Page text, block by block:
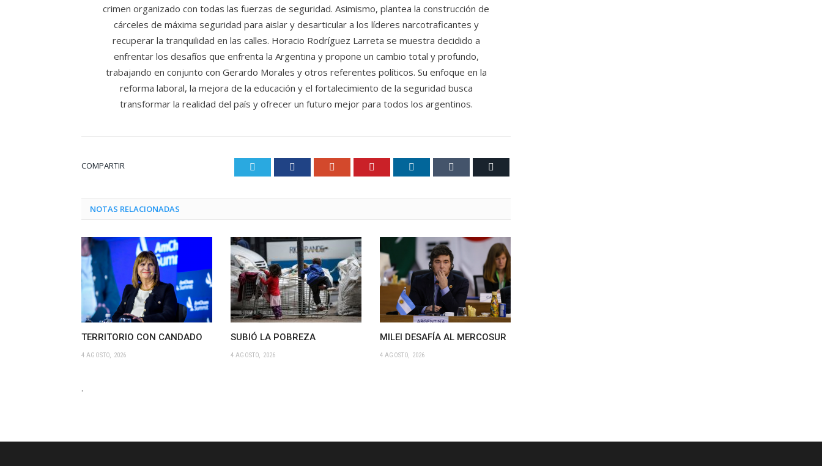
crimen organizado con todas las fuerzas de seguridad. Asimismo, plantea la construcción de
cárceles de máxima seguridad para aislar y desarticular a los líderes narcotraficantes y
recuperar la tranquilidad en las calles. Horacio Rodríguez Larreta se muestra decidido a
enfrentar los desafíos que enfrenta la Argentina y propone un cambio total y profundo,
trabajando en conjunto con Gerardo Morales y otros referentes políticos. Su enfoque en la
reforma laboral, la mejora de la educación y el fortalecimiento de la seguridad busca
transformar la realidad del país y ofrecer un futuro mejor para todos los argentinos.
COMPARTIR Facebook LinkedIn
NOTAS RELACIONADAS
TERRITORIO CON CANDADO
4 AGOSTO, 2026
SUBIÓ LA POBREZA
4 AGOSTO, 2026
MILEI DESAFÍA AL MERCOSUR
4 AGOSTO, 2026
.